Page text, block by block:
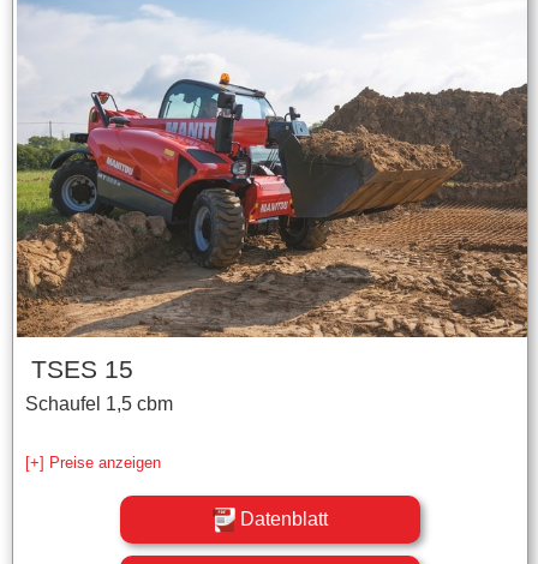
TSES 15
Schaufel 1,5 cbm
[+] Preise anzeigen
Datenblatt